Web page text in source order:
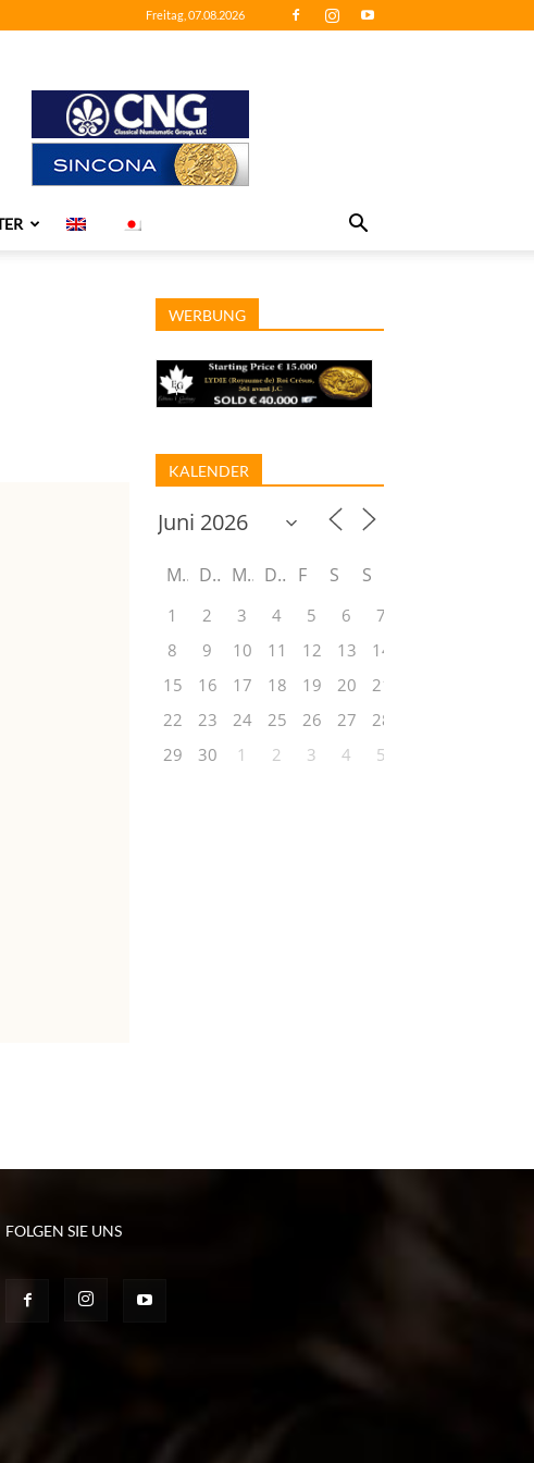
Freitag, 07.08.2026
WERBUNG
KALENDER
M D M D F S S
1 2 3 4 5 6
7
8
9 10 11 12 13
14
15
16 17 18 19 20
21
22
23 24 25 26 27
28
29
30 1 2 3 4 5
FOLGEN SIE UNS